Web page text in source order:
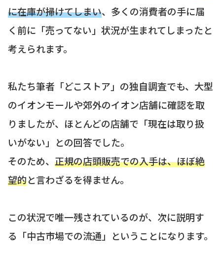
に在庫が掃けてしまい、多くの消費者の手に届
く前に「売ってない」状況が生まれてしまったと
考えられます。
私たち筆者「どこストア」の独自調査でも、大型
のイオンモールや郊外のイオン店舗に確認を取
りましたが、ほとんどの店舗で「現在は取り扱
いがない」との回答でした。
そのため、 正規の店頭販売での入手は、ほぼ絶
望的と言わざるを得ません。
この状況で唯一残されているのが、次に説明す
る「中古市場での流通」ということになります。